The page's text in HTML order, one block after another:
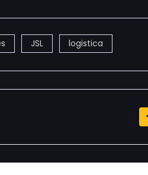
JSL logistica